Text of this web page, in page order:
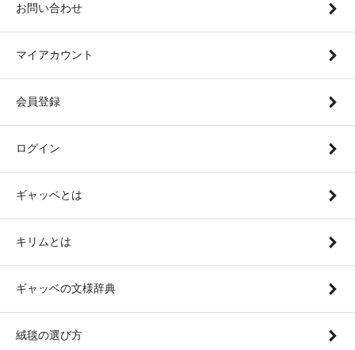
お問い合わせ
マイアカウント
会員登録
ログイン
ギャッベとは
キリムとは
ギャッベの文様辞典
絨毯の選び方